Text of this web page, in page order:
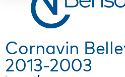
Cornavin
2013-2003